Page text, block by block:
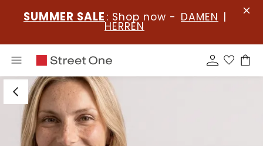
SUMMER SALE : Shop now - DAMEN |
HERREN